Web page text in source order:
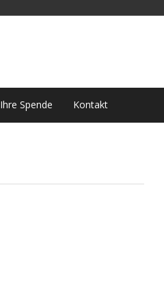
Ihre Spende Kontakt